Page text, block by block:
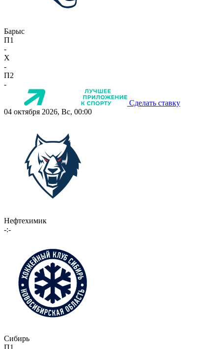
Барыс
П1
-
X
-
П2
-
Сделать ставку
04 октября 2026, Вс, 00:00
Нефтехимик
-:-
Сибирь